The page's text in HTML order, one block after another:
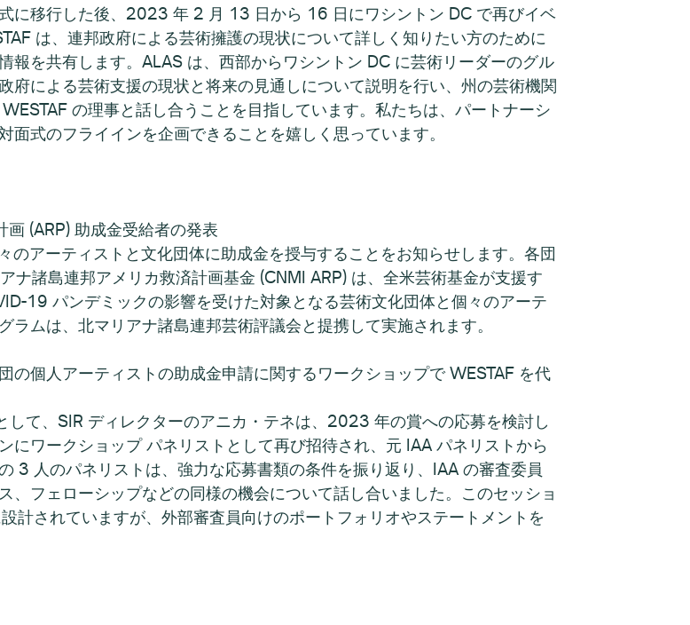
に移行した後、2023 年 2 月 13 日から 16 日にワシントン DC で再びイベ
は、連邦政府による芸術擁護の現状について詳しく知りたい方のために
報を共有します。ALAS は、西部からワシントン DC に芸術リーダーのグル
府による芸術支援の現状と将来の見通しについて説明を行い、州の芸術機関
の理事と話し合うことを目指しています。私たちは、パートナーシ
式のフライインを企画できることを嬉しく思っています。
(ARP) 助成金受給者の発表
アーティストと文化団体に助成金を授与することをお知らせします。各団
諸島連邦アメリカ救済計画基金 (CNMI ARP) は、全米芸術基金が支援す
19 パンデミックの影響を受けた対象となる芸術文化団体と個々のアーテ
ムは、北マリアナ諸島連邦芸術評議会と提携して実施されます。
の個人アーティストの助成金申請に関するワークショップで WESTAF を代
て、SIR ディレクターのアニカ・テネは、2023 年の賞への応募を検討し
にワークショップ パネリストとして再び招待され、元 IAA パネリストから
3 人のパネリストは、強力な応募書類の条件を振り返り、IAA の審査委員
フェローシップなどの同様の機会について話し合いました。このセッショ
計されていますが、外部審査員向けのポートフォリオやステートメントを